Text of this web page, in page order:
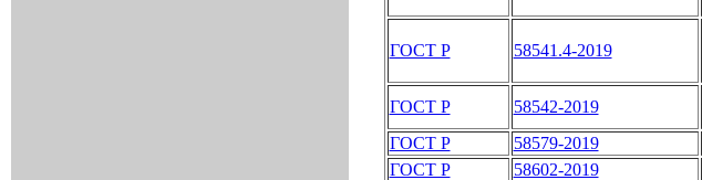
ГОСТ Р 58541.4-2019
ГОСТ Р 58542-2019
ГОСТ Р
58579-2019
ГОСТ Р
58602-2019